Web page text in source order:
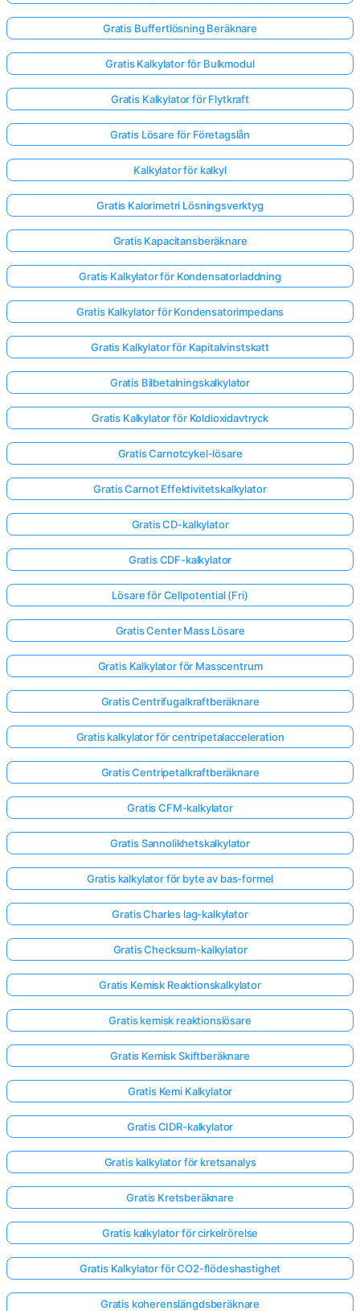
Logga
här!
Gratis Buffertlösning Beräknare
Gratis Kalkylator för Bulkmodul
Gratis Kalkylator för Flytkraft
Gratis Lösare för Företagslån
Kalkylator för kalkyl
Gratis Kalorimetri Lösningsverktyg
Gratis Kapacitansberäknare
Gratis Kalkylator för Kondensatorladdning
Gratis Kalkylator för Kondensatorimpedans
Gratis Kalkylator för Kapitalvinstskatt
Gratis Bilbetalningskalkylator
Gratis Kalkylator för Koldioxidavtryck
Gratis Carnotcykel-lösare
Gratis Carnot Effektivitetskalkylator
Gratis CD-kalkylator
Gratis CDF-kalkylator
Lösare för Cellpotential (Fri)
Gratis Center Mass Lösare
Gratis Kalkylator för Masscentrum
Gratis Centrifugalkraftberäknare
Gratis kalkylator för centripetalacceleration
Gratis Centripetalkraftberäknare
Gratis CFM-kalkylator
Gratis Sannolikhetskalkylator
Gratis kalkylator för byte av bas-formel
Gratis Charles lag-kalkylator
Gratis Checksum-kalkylator
Gratis Kemisk Reaktionskalkylator
Gratis kemisk reaktionslösare
Gratis Kemisk Skiftberäknare
Gratis Kemi Kalkylator
Gratis CIDR-kalkylator
Gratis kalkylator för kretsanalys
Gratis Kretsberäknare
Gratis kalkylator för cirkelrörelse
Gratis Kalkylator för CO2-flödeshastighet
Gratis koherenslängdsberäknare